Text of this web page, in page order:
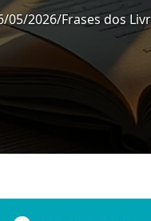
05/2026/Frases dos